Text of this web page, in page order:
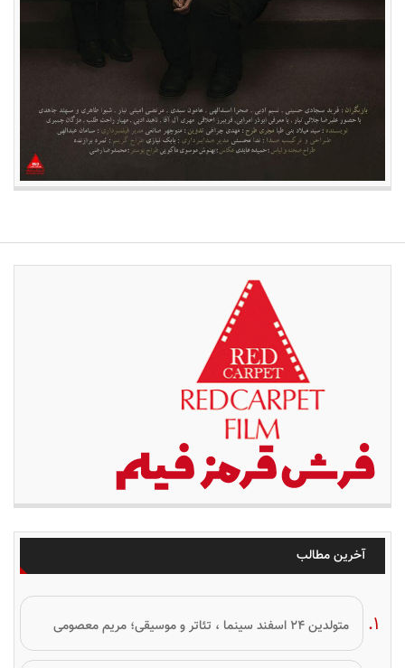
آخرین مطالب
متولدین ۲۴ اسفند سینما ، تئاتر و موسیقی؛ مریم معصومی